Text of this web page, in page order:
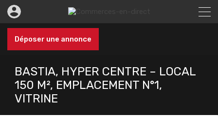
Déposer une annonce
BASTIA, HYPER CENTRE – LOCAL
150 M², EMPLACEMENT N°1,
VITRINE